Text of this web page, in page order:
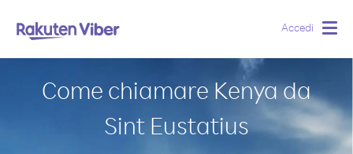
Accedi
Come chiamare Kenya da
Sint Eustatius